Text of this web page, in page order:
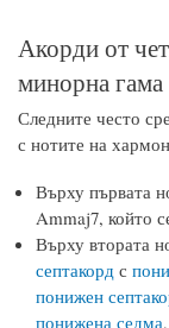
Акорди от
минорна гама
Следните често
с нотите на
Върху първата
Ammaj7, който
Върху втората
септакорд с
понижен
понижена седма